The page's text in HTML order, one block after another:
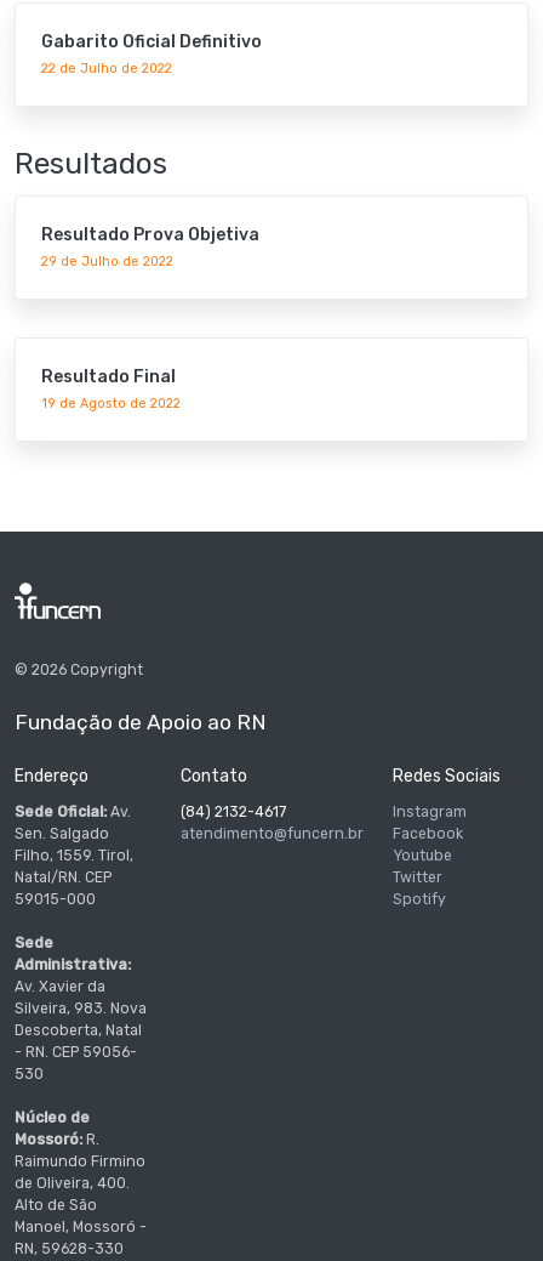
Gabarito Oficial Definitivo
22 de Julho de 2022
Resultados
Resultado Prova Objetiva
29 de Julho de 2022
Resultado Final
19 de Agosto de 2022
© 2026 Copyright
Fundação de Apoio ao RN
Endereço
Sede Oficial: Av.
Sen. Salgado
Filho, 1559. Tirol,
Natal/RN. CEP
59015-000
Sede
Administrativa:
Av. Xavier da
Silveira, 983. Nova
Descoberta, Natal
- RN. CEP 59056-
530
Núcleo de
Mossoró: R.
Raimundo Firmino
de Oliveira, 400.
Alto de São
Manoel, Mossoró -
RN, 59628-330
Contato
(84) 2132-4617
atendimento@funcern.br
Redes Sociais
Instagram
Facebook
Youtube
Twitter
Spotify